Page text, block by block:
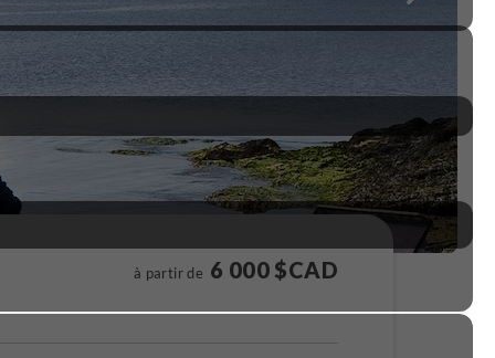
à partir de 6 000 $CAD